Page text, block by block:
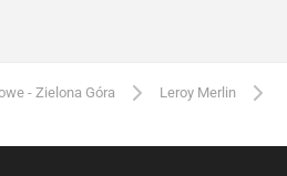
- Zielona Góra
Leroy Merlin